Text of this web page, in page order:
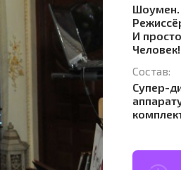
Шоумен.
И
Человек!
Состав:
Супер-